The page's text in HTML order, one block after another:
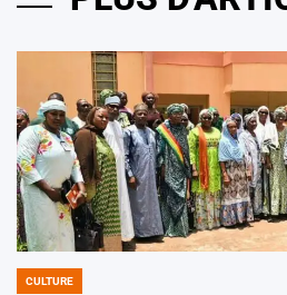
POSTED
CULTURE